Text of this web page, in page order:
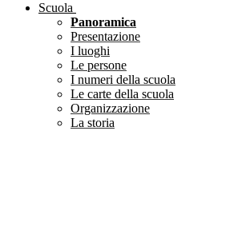
Scuola
Panoramica
Presentazione
I luoghi
Le persone
I numeri della scuola
Le carte della scuola
Organizzazione
La storia